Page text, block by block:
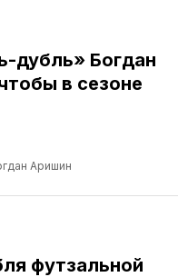
дубль» Богдан
в сезоне
Аришин
футзальной